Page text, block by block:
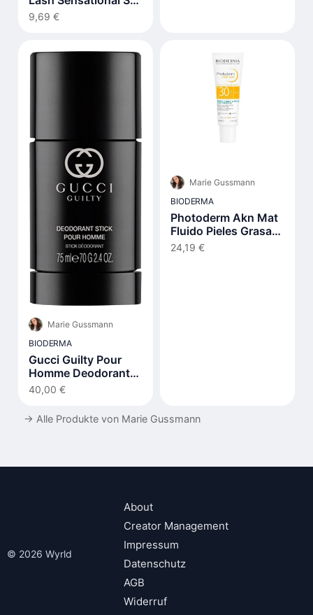
High Very Black
Mascara 7,2ml
9,69 €
Marie Gussmann
BIODERMA
Gucci Guilty Pour
Homme Deodorant
Stick
40,00 €
Marie Gussmann
BIODERMA
Photoderm Akn Mat
Fluido Pieles Grasas
Y Acnéicas Spf30 40
24,19 €
→ Alle Produkte von Marie Gussmann
© 2026 Wyrld
About
Creator Management
Impressum
Datenschutz
AGB
Widerruf